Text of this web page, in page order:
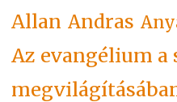
Allan Andras
Az evangélium